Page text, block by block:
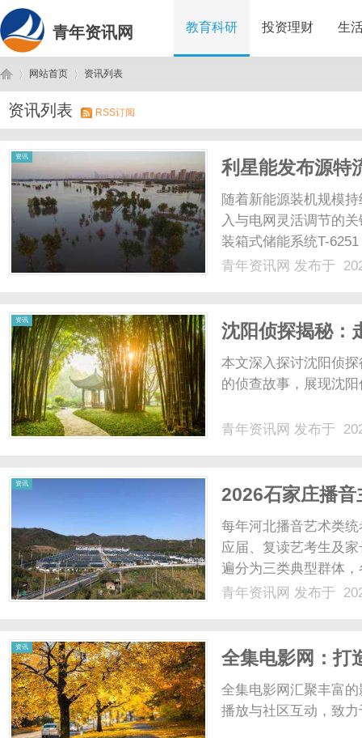
青年资讯网 教育科研 投资理财 生
青 ›
网站首页
›
资讯列表
资讯列表 RSS订阅
资讯
利星能发布源特
的集装箱式新品
随着新能源装机规模
入与电网灵活调节的
装箱式储能系统T-
架构设计与平台协同
青年资讯网 发布于
资讯
沈阳侦探揭秘：
本文深入探讨沈阳侦
的侦查故事，展现沈
青年资讯网 发布于
资讯
2026石家庄播
冲名校分类测评
每年河北播音艺术类
应届、复读艺考生及
遍分为三类典型群体
考整体发挥不理想，
青年资讯网 发布于
资讯
全集电影网：打
全集电影网汇聚丰富
播放与社区互动，致